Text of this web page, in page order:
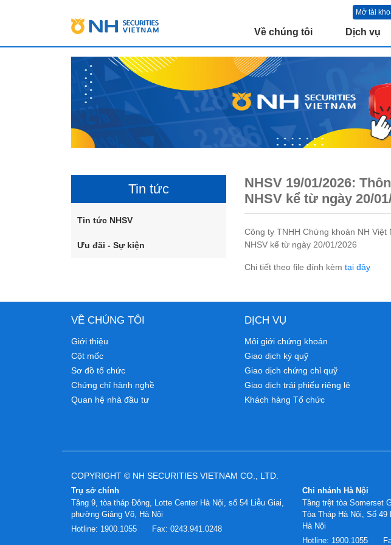
Mở tài
Về chúng tôi
Dịch vụ
Tin tức
Tin tức NHSV
Ưu đãi - Sự kiện
NHSV 19/01/2026:
NHSV kể từ ngày 20/
Công ty TNHH Chứng khoán NH
NHSV kể từ ngày 20/01/2026
Chi tiết theo file đính kèm tại đây
VỀ CHÚNG TÔI
Giới thiệu
Cột mốc
Sơ đồ tổ chức
Chứng chỉ hành nghề
Quan hệ nhà đầu tư
DỊCH VỤ
Môi giới chứng khoán
Giao dịch ký quỹ
Giao dịch chứng chỉ quỹ
Giao dịch trái phiếu riêng lẻ
Khách hàng Tổ chức
COPYRIGHT © NH SECURITIES VIETNAM CO., LTD.
Trụ sở chính
Tầng 9, tòa tháp Đông, Lotte Center Hà Nội, số 54 Liễu Giai,
phường Giảng Võ, Hà Nội
Hotline: 1900.1055 Fax: 0243.941.0248
Chi nhánh Hà Nội
Tầng trệt tòa Somerset
Tòa Tháp Hà Nội, Số
Hà Nội
Hotline: 1900.1055